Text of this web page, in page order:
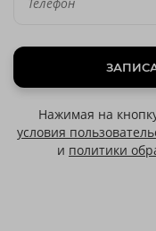
Нажимая на
условия
и политики